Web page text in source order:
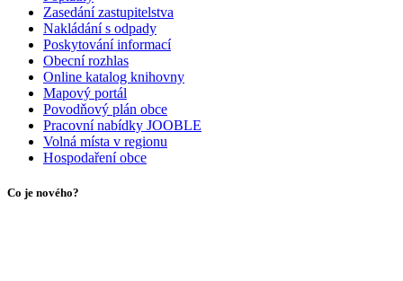
Zasedání zastupitelstva
Nakládání s odpady
Poskytování informací
Obecní rozhlas
Online katalog knihovny
Mapový portál
Povodňový plán obce
Pracovní nabídky JOOBLE
Volná místa v regionu
Hospodaření obce
Co je nového?